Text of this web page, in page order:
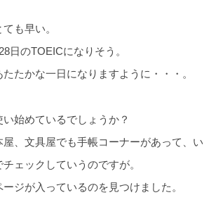
も早い。
日のTOEICになりそう。
たかな一日になりますように・・・。
始めているでしょうか？
屋、文具屋でも手帳コーナーがあって、い
ェックしていうのですが。
ジが入っているのを見つけました。